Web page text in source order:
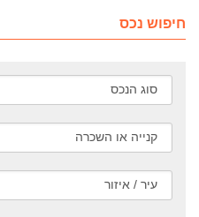
חיפוש נכס